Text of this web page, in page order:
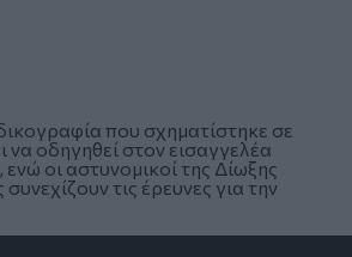
που σχηματίστηκε σε
να οδηγηθεί στον εισαγγελέα
οι αστυνομικοί της Δίωξης
τις έρευνες για την